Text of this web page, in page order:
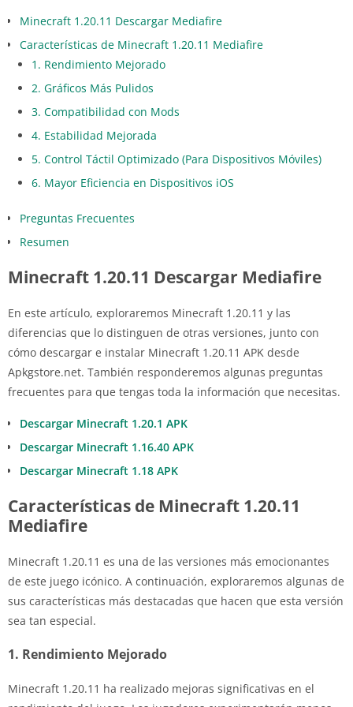
Minecraft 1.20.11 Descargar Mediafire
Características de Minecraft 1.20.11 Mediafire
1. Rendimiento Mejorado
2. Gráficos Más Pulidos
3. Compatibilidad con Mods
4. Estabilidad Mejorada
5. Control Táctil Optimizado (Para Dispositivos Móviles)
6. Mayor Eficiencia en Dispositivos iOS
Preguntas Frecuentes
Resumen
Minecraft 1.20.11 Descargar Mediafire
En este artículo, exploraremos Minecraft 1.20.11 y las
diferencias que lo distinguen de otras versiones, junto con
cómo descargar e instalar Minecraft 1.20.11 APK desde
Apkgstore.net. También responderemos algunas preguntas
frecuentes para que tengas toda la información que necesitas.
Descargar Minecraft 1.20.1 APK
Descargar Minecraft 1.16.40 APK
Descargar Minecraft 1.18 APK
Características de Minecraft 1.20.11
Mediafire
Minecraft 1.20.11 es una de las versiones más emocionantes
de este juego icónico. A continuación, exploraremos algunas de
sus características más destacadas que hacen que esta versión
sea tan especial.
1. Rendimiento Mejorado
Minecraft 1.20.11 ha realizado mejoras significativas en el